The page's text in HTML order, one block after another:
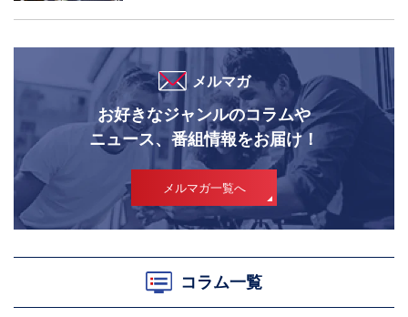
メルマガ
お好きなジャンルのコラムや
ニュース、番組情報をお届け！
メルマガ一覧へ
コラム一覧